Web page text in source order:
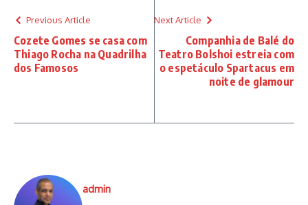
Previous Article
Cozete Gomes se casa com
Thiago Rocha na Quadrilha
dos Famosos
Next Article
Companhia de Balé do
Teatro Bolshoi estreia com
o espetáculo Spartacus em
noite de glamour
admin